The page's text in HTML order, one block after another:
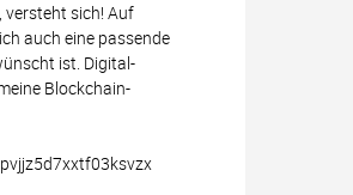
versteht sich! Auf
auch eine passende
ist. Digital-
Blockchain-